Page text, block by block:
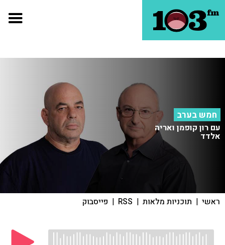
חמש בערב
עם רון קופמן ואריה
אלדד
ראשי | תוכניות מלאות |
RSS
| פייסבוק